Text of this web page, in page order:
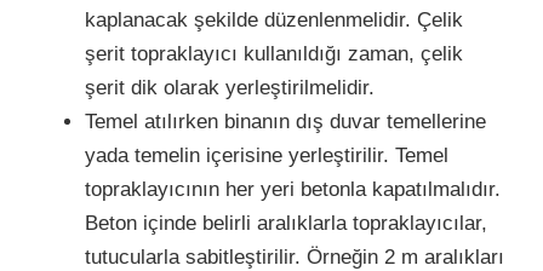
kaplanacak şekilde düzenlenmelidir. Çelik
şerit topraklayıcı kullanıldığı zaman, çelik
şerit dik olarak yerleştirilmelidir.
Temel atılırken binanın dış duvar temellerine
yada temelin içerisine yerleştirilir. Temel
topraklayıcının her yeri betonla kapatılmalıdır.
Beton içinde belirli aralıklarla topraklayıcılar,
tutucularla sabitleştirilir. Örneğin 2 m aralıkları